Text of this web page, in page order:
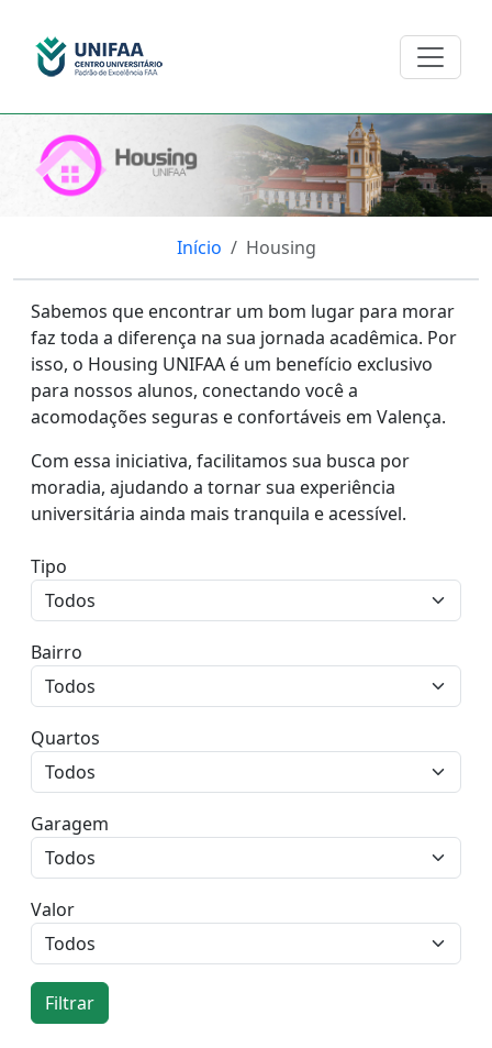
Início Housing
Sabemos que encontrar um bom lugar para morar
faz toda a diferença na sua jornada acadêmica. Por
isso, o Housing UNIFAA é um benefício exclusivo
para nossos alunos, conectando você a
acomodações seguras e confortáveis em Valença.
Com essa iniciativa, facilitamos sua busca por
moradia, ajudando a tornar sua experiência
universitária ainda mais tranquila e acessível.
Tipo
Bairro
Quartos
Garagem
Valor
Filtrar